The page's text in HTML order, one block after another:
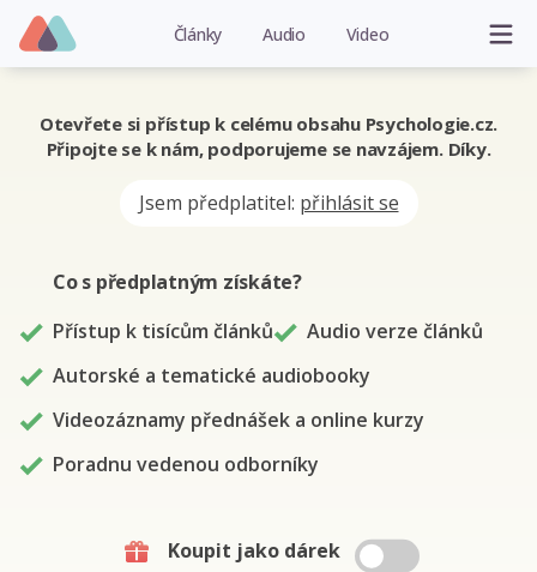
Články Audio Video
Otevřete si přístup k celému obsahu Psychologie.cz.
Připojte se k nám, podporujeme se navzájem. Díky.
Jsem předplatitel: přihlásit se
Co s předplatným získáte?
Přístup k tisícům článků
Audio verze článků
Autorské a tematické audiobooky
Videozáznamy přednášek a online kurzy
Poradnu vedenou odborníky
Koupit jako dárek